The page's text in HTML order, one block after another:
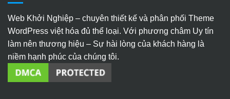
Web Khởi Nghiệp – chuyên thiết kế và phân phối Theme
WordPress việt hóa đủ thể loại. Với phương châm Uy tín
làm nên thương hiệu – Sự hài lòng của khách hàng là
niềm hạnh phúc của chúng tôi.